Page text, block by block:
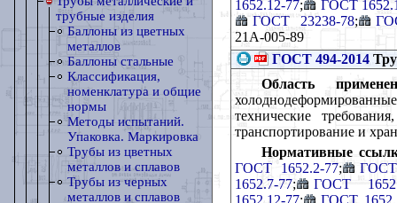
трубные изделия
Баллоны из цветных
металлов
Баллоны стальные
Классификация,
номенклатура и общие
нормы
Методы испытаний.
Упаковка. Маркировка
Трубы из цветных
металлов и сплавов
Трубы из черных
металлов и сплавов
1652.12-77;
ГОСТ
ГОСТ 23238-78;
21А-005-89
ГОСТ 494-2014
Область
технические
транспортирование и
Нормативные
ГОСТ 1652.2-77;
ГОСТ
1652.7-77;
ГОСТ
1652.12-77;
ГОСТ